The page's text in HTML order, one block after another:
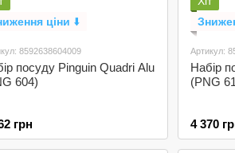
ціни ⬇️
8592638604009
посуду Pinguin Quadri Alu
604)
грн
Артикул:
Набір
(PNG
4 370